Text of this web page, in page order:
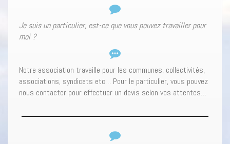
Je suis un particulier, est-ce que vous pouvez travailler pour
moi ?
Notre association travaille pour les communes, collectivités,
associations, syndicats etc… Pour le particulier, vous pouvez
nous contacter pour effectuer un devis selon vos attentes…